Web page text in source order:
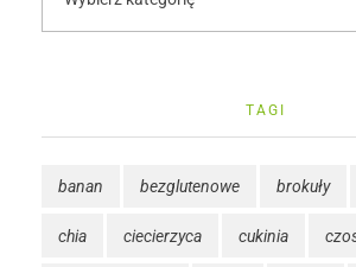
TAGI
banan bezglutenowe brokuły
chia ciecierzyca cukinia